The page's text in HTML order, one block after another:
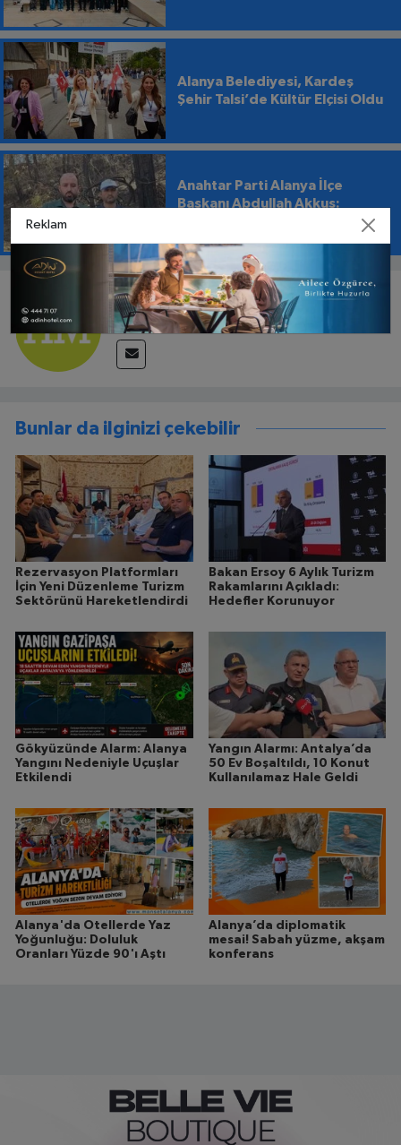
Alanya Belediyesi, Kardeş
Şehir Talsi’de Kültür Elçisi Oldu
Anahtar Parti Alanya İlçe
Başkanı Abdullah Akkuş:
“İtfaiye Evrakla Değil, Yangınla
EDITÖR HAKKINDA
Haber Merkezi
Bunlar da ilginizi çekebilir
Rezervasyon Platformları
İçin Yeni Düzenleme Turizm
Sektörünü Hareketlendirdi
Bakan Ersoy 6 Aylık Turizm
Rakamlarını Açıkladı:
Hedefler Korunuyor
Gökyüzünde Alarm: Alanya
Yangını Nedeniyle Uçuşlar
Etkilendi
Yangın Alarmı: Antalya’da
50 Ev Boşaltıldı, 10 Konut
Kullanılamaz Hale Geldi
Alanya'da Otellerde Yaz
Yoğunluğu: Doluluk
Oranları Yüzde 90'ı Aştı
Alanya’da diplomatik
mesai! Sabah yüzme, akşam
konferans
Reklam